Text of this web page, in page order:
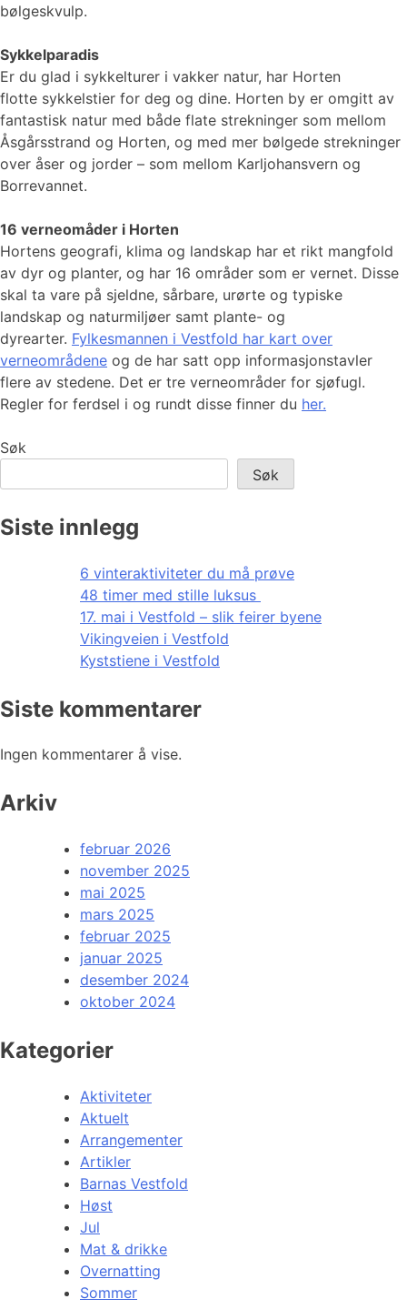
bølgeskvulp.
Sykkelparadis
Er du glad i sykkelturer i vakker natur, har Horten
flotte sykkelstier for deg og dine. Horten by er omgitt av
fantastisk natur med både flate strekninger som mellom
Åsgårsstrand og Horten, og med mer bølgede strekninger
over åser og jorder – som mellom Karljohansvern og
Borrevannet.
16 verneomåder i Horten
Hortens geografi, klima og landskap har et rikt mangfold
av dyr og planter, og har 16 områder som er vernet. Disse
skal ta vare på sjeldne, sårbare, urørte og typiske
landskap og naturmiljøer samt plante- og
dyrearter. Fylkesmannen i Vestfold har kart over
verneområdene og de har satt opp informasjonstavler
flere av stedene. Det er tre verneområder for sjøfugl.
Regler for ferdsel i og rundt disse finner du her.
Søk
Søk
Siste innlegg
6 vinteraktiviteter du må prøve
48 timer med stille luksus
17. mai i Vestfold – slik feirer byene
Vikingveien i Vestfold
Kyststiene i Vestfold
Siste kommentarer
Ingen kommentarer å vise.
Arkiv
februar 2026
november 2025
mai 2025
mars 2025
februar 2025
januar 2025
desember 2024
oktober 2024
Kategorier
Aktiviteter
Aktuelt
Arrangementer
Artikler
Barnas Vestfold
Høst
Jul
Mat & drikke
Overnatting
Sommer